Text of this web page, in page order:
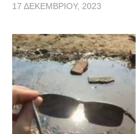
17 ΔΕΚΕΜΒΡΊΟΥ, 2023